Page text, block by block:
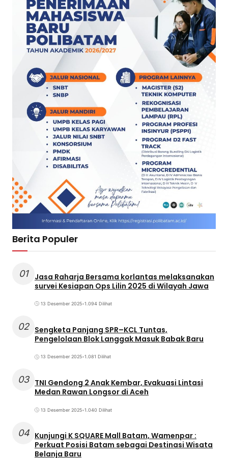
Berita Populer
01
Jasa Raharja Bersama korlantas melaksanakan
survei Kesiapan Ops Lilin 2025 di Wilayah Jawa
13 Desember 2025•1.094 Dilihat
02 Sengketa Panjang SPR–KCL Tuntas,
Pengelolaan Blok Langgak Masuk Babak Baru
13 Desember 2025•1.081 Dilihat
03 TNI Gendong 2 Anak Kembar, Evakuasi Lintasi
Medan Rawan Longsor di Aceh
13 Desember 2025•1.040 Dilihat
04 Kunjungi K SQUARE Mall Batam, Wamenpar :
Perkuat Posisi Batam sebagai Destinasi Wisata
Belanja Baru